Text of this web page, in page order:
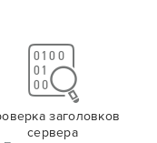
заголовков
сервера